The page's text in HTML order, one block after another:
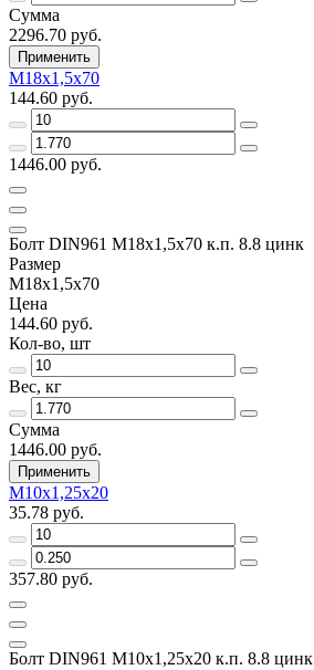
Сумма
2296.70 руб.
Применить
М18х1,5х70
144.60 руб.
1446.00 руб.
Болт DIN961 М18х1,5х70 к.п. 8.8 цинк
Размер
М18х1,5х70
Цена
144.60 руб.
Кол-во, шт
Вес, кг
Сумма
1446.00 руб.
Применить
М10х1,25х20
35.78 руб.
357.80 руб.
Болт DIN961 М10х1,25х20 к.п. 8.8 цинк